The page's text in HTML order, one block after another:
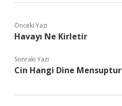
Önceki Yazı
Havayı Ne Kirletir
Sonraki Yazı
Cin Hangi Dine Mensuptur